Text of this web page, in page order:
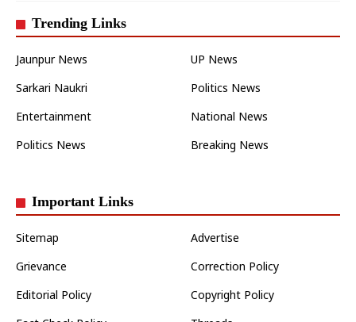
Trending Links
Jaunpur News
UP News
Sarkari Naukri
Politics News
Entertainment
National News
Politics News
Breaking News
Important Links
Sitemap
Advertise
Grievance
Correction Policy
Editorial Policy
Copyright Policy